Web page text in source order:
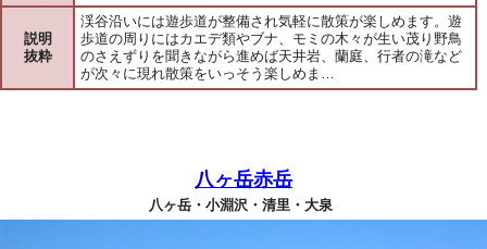
説明
抜粋
渓谷沿いには遊歩道が整備され気軽に散策が楽しめます。遊
歩道の周りにはカエデ類やブナ、モミの木々が生い茂り野鳥
のさえずりを聞きながら進めば天井岩、蘭庭、行者の滝など
が次々に現れ散策をいっそう楽しめま…
八ヶ岳赤岳
八ヶ岳・小淵沢・清里・大泉